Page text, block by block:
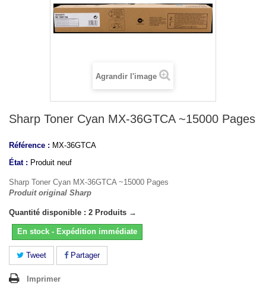
Agrandir l'image
Sharp Toner Cyan MX-36GTCA ~15000 Pages
Référence : MX-36GTCA
État : Produit neuf
Sharp Toner Cyan MX-36GTCA ~15000 Pages
Produit original Sharp
Quantité disponible : 2 Produits →
En stock - Expédition immédiate
Tweet Partager
Imprimer